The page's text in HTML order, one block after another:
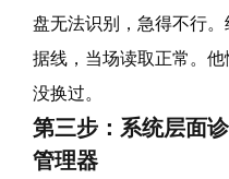
盘无法识别，急得不行
据线，当场读取正常。
没换过。
第三步：系统层面
管理器